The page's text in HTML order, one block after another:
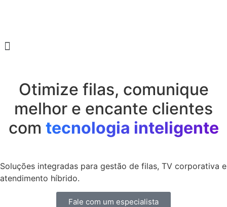
Otimize filas, comunique
melhor e encante clientes
com tecnologia inteligente
Soluções integradas para gestão de filas, TV corporativa e
atendimento híbrido.
Fale com um especialista